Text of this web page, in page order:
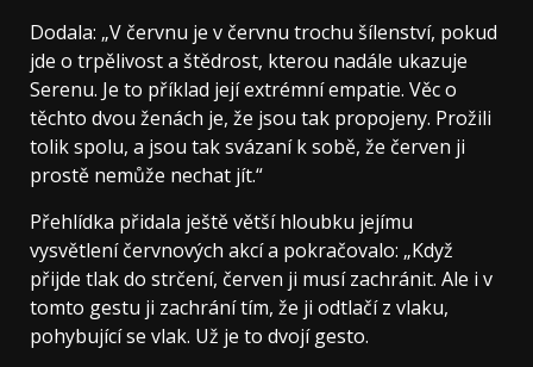
Dodala: „V červnu je v červnu trochu šílenství, pokud
jde o trpělivost a štědrost, kterou nadále ukazuje
Serenu. Je to příklad její extrémní empatie. Věc o
těchto dvou ženách je, že jsou tak propojeny. Prožili
tolik spolu, a jsou tak svázaní k sobě, že červen ji
prostě nemůže nechat jít.“
Přehlídka přidala ještě větší hloubku jejímu
vysvětlení červnových akcí a pokračovalo: „Když
přijde tlak do strčení, červen ji musí zachránit. Ale i v
tomto gestu ji zachrání tím, že ji odtlačí z vlaku,
pohybující se vlak. Už je to dvojí gesto.